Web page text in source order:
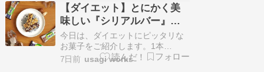
催致します欧州の名窯陶器、目に
涼しいグラスウェア他、Webショ
ップ未掲載の美しいテーブルウェ
ア類をLIVE特別価格で販売致しま
す【日時】8/5（水…
【ダイエット】とにかく美
味しい『シリアルバー』ほ
どよく甘くて罪悪感なし！-
PR-
今日は、ダイエットにピッタリな
お菓子をご紹介します。1本
100kcalで、コレステロール・トラ
7日前 usagi works